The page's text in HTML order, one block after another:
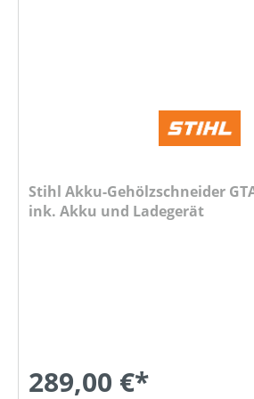
Stihl Akku-Gehölzschneider
ink. Akku und Ladegerät
289,00 €*